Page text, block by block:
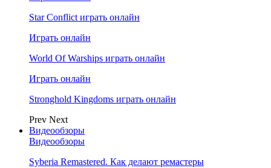
Star Conflict играть онлайн
Играть онлайн
World Of Warships играть онлайн
Играть онлайн
Stronghold Kingdoms играть онлайн
Prev Next
Видеообзоры
Видеообзоры
Syberia Remastered. Как делают ремастеры